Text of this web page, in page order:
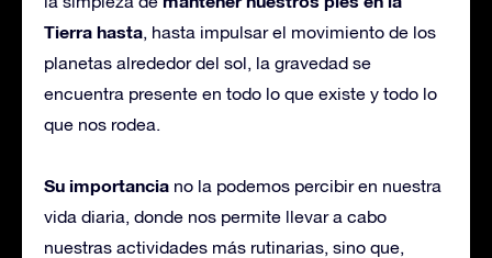
Tierra hasta, hasta impulsar el movimiento de los
planetas alrededor del sol, la gravedad se
encuentra presente en todo lo que existe y todo lo
que nos rodea.
Su importancia no la podemos percibir en nuestra
vida diaria, donde nos permite llevar a cabo
nuestras actividades más rutinarias, sino que,